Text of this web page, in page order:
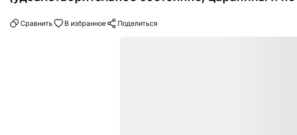
Cравнить В избранное Поделиться